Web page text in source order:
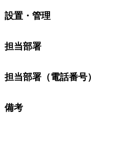
設置・管理
担当部署
担当部署（電話番号）
備考